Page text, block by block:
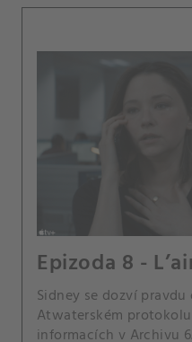
Epizoda 8 -
Sidney se dozví
Atwaterském
informacích v Archivu 6.